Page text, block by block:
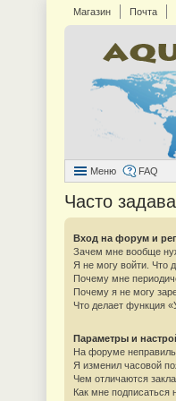
Магазин Почта
Меню FAQ
Часто
Вход на форум и
Зачем мне вообще
Я не могу войти. Что
Почему мне
Почему я не могу
Что делает функция
Параметры и
На форуме
Я изменил часовой
Чем отличаются
Как мне подписаться